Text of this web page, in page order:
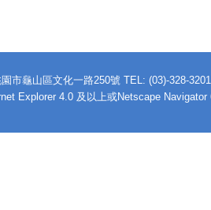
市龜山區文化一路250號 TEL: (03)-328-
Explorer 4.0 及以上或Netscape